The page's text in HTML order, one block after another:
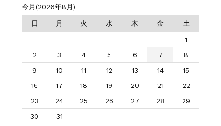
今月(2026年8月)
日 月 火 水 木 金 土
1
2
3 4 5 6 7
8
9
10 11 12 13 14
15
16
17 18 19 20 21
22
23
24 25 26 27 28
29
30
31